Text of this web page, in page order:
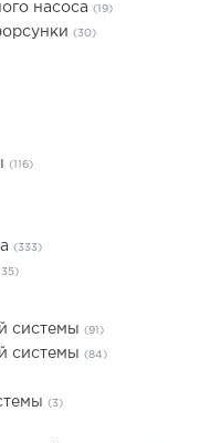
насоса (19)
(30)
(116)
(333)
системы (91)
системы (84)
(3)